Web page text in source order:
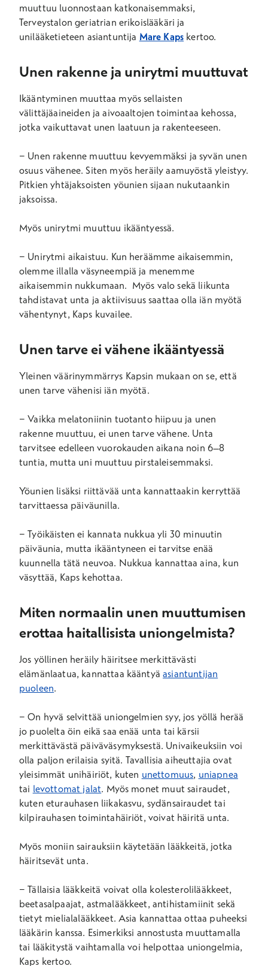
muuttuu luonnostaan katkonaisemmaksi,
Terveystalon geriatrian erikoislääkäri ja
unilääketieteen asiantuntija Mare Kaps kertoo.
Unen rakenne ja unirytmi muuttuvat
Ikääntyminen muuttaa myös sellaisten
välittäjäaineiden ja aivoaaltojen toimintaa kehossa,
jotka vaikuttavat unen laatuun ja rakenteeseen.
− Unen rakenne muuttuu kevyemmäksi ja syvän unen
osuus vähenee. Siten myös heräily aamuyöstä yleistyy.
Pitkien yhtäjaksoisten yöunien sijaan nukutaankin
jaksoissa.
Myös unirytmi muuttuu ikääntyessä.
− Unirytmi aikaistuu. Kun heräämme aikaisemmin,
olemme illalla väsyneempiä ja menemme
aikaisemmin nukkumaan. Myös valo sekä liikunta
tahdistavat unta ja aktiivisuus saattaa olla iän myötä
vähentynyt, Kaps kuvailee.
Unen tarve ei vähene ikääntyessä
Yleinen väärinymmärrys Kapsin mukaan on se, että
unen tarve vähenisi iän myötä.
− Vaikka melatoniinin tuotanto hiipuu ja unen
rakenne muuttuu, ei unen tarve vähene. Unta
tarvitsee edelleen vuorokauden aikana noin 6–8
tuntia, mutta uni muuttuu pirstaleisemmaksi.
Yöunien lisäksi riittävää unta kannattaakin kerryttää
tarvittaessa päiväunilla.
− Työikäisten ei kannata nukkua yli 30 minuutin
päiväunia, mutta ikääntyneen ei tarvitse enää
kuunnella tätä neuvoa. Nukkua kannattaa aina, kun
väsyttää, Kaps kehottaa.
Miten normaalin unen muuttumisen
erottaa haitallisista uniongelmista?
Jos yöllinen heräily häiritsee merkittävästi
elämänlaatua, kannattaa kääntyäasiantuntijan
puoleen.
− On hyvä selvittää uniongelmien syy, jos yöllä herää
jo puolelta öin eikä saa enää unta tai kärsii
merkittävästä päiväväsymyksestä. Univaikeuksiin voi
olla paljon erilaisia syitä. Tavallisia aiheuttajia ovat
yleisimmät unihäiriöt, kuten unettomuus, uniapnea
tai levottomat jalat. Myös monet muut sairaudet,
kuten eturauhasen liikakasvu, sydänsairaudet tai
kilpirauhasen toimintahäiriöt, voivat häiritä unta.
Myös moniin sairauksiin käytetään lääkkeitä, jotka
häiritsevät unta.
− Tällaisia lääkkeitä voivat olla kolesterolilääkkeet,
beetasalpaajat, astmalääkkeet, antihistamiinit sekä
tietyt mielialalääkkeet. Asia kannattaa ottaa puheeksi
lääkärin kanssa. Esimerkiksi annostusta muuttamalla
tai lääkitystä vaihtamalla voi helpottaa uniongelmia,
Kaps kertoo.